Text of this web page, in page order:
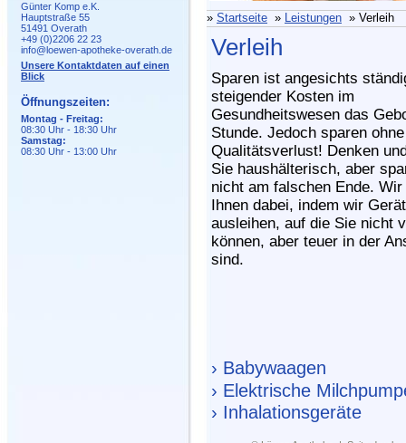
Günter Komp e.K.
Hauptstraße 55
51491 Overath
+49 (0)2206 22 23
info@loewen-apotheke-overath.de
Unsere Kontaktdaten auf einen
Blick
Öffnungszeiten:
Montag - Freitag:
08:30 Uhr - 18:30 Uhr
Samstag:
08:30 Uhr - 13:00 Uhr
» Startseite » Leistungen » Verleih
Verleih
Sparen ist angesichts
steigender Kosten im
Gesundheitswesen das
Stunde. Jedoch sparen ohne
Qualitätsverlust! Denken
Sie haushälterisch, aber
nicht am falschen Ende. Wir
Ihnen dabei, indem wir
ausleihen, auf die Sie nicht
können, aber teuer in der
sind.
› Babywaagen
› Elektrische
› Inhalationsgeräte